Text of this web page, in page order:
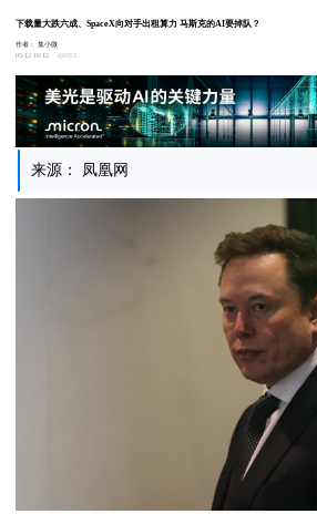
下载量大跌六成、SpaceX向对手出租算力 马斯克的AI要掉队？
作者：集小微
05-12 16:12
9353
来源： 凤凰网